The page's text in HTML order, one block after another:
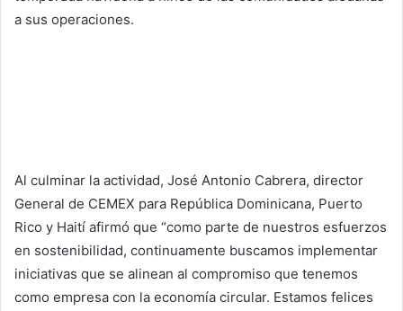
a sus operaciones.
Al culminar la actividad, José Antonio Cabrera, director
General de CEMEX para República Dominicana, Puerto
Rico y Haití afirmó que “como parte de nuestros esfuerzos
en sostenibilidad, continuamente buscamos implementar
iniciativas que se alinean al compromiso que tenemos
como empresa con la economía circular. Estamos felices